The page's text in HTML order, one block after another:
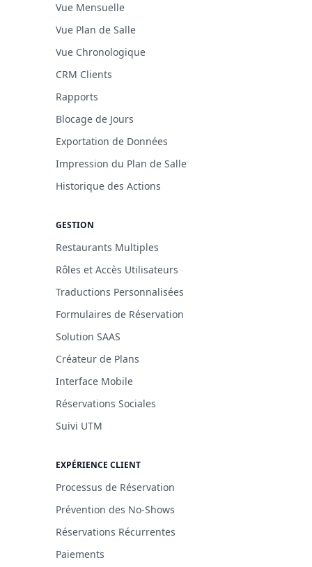
Vue Mensuelle
Vue Plan de Salle
Vue Chronologique
CRM Clients
Rapports
Blocage de Jours
Exportation de Données
Impression du Plan de Salle
Historique des Actions
GESTION
Restaurants Multiples
Rôles et Accès Utilisateurs
Traductions Personnalisées
Formulaires de Réservation
Solution SAAS
Créateur de Plans
Interface Mobile
Réservations Sociales
Suivi UTM
EXPÉRIENCE CLIENT
Processus de Réservation
Prévention des No-Shows
Réservations Récurrentes
Paiements